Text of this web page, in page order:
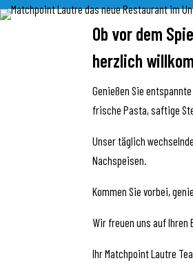
Ob vor dem
herzlich
Genießen Sie
frische Pasta, saftige
Unser täglich
Nachspeisen.
Kommen Sie vorbei,
Wir freuen uns auf Ihren
Ihr Matchpoint Lautre